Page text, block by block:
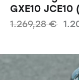
GXE10
1.269,28€